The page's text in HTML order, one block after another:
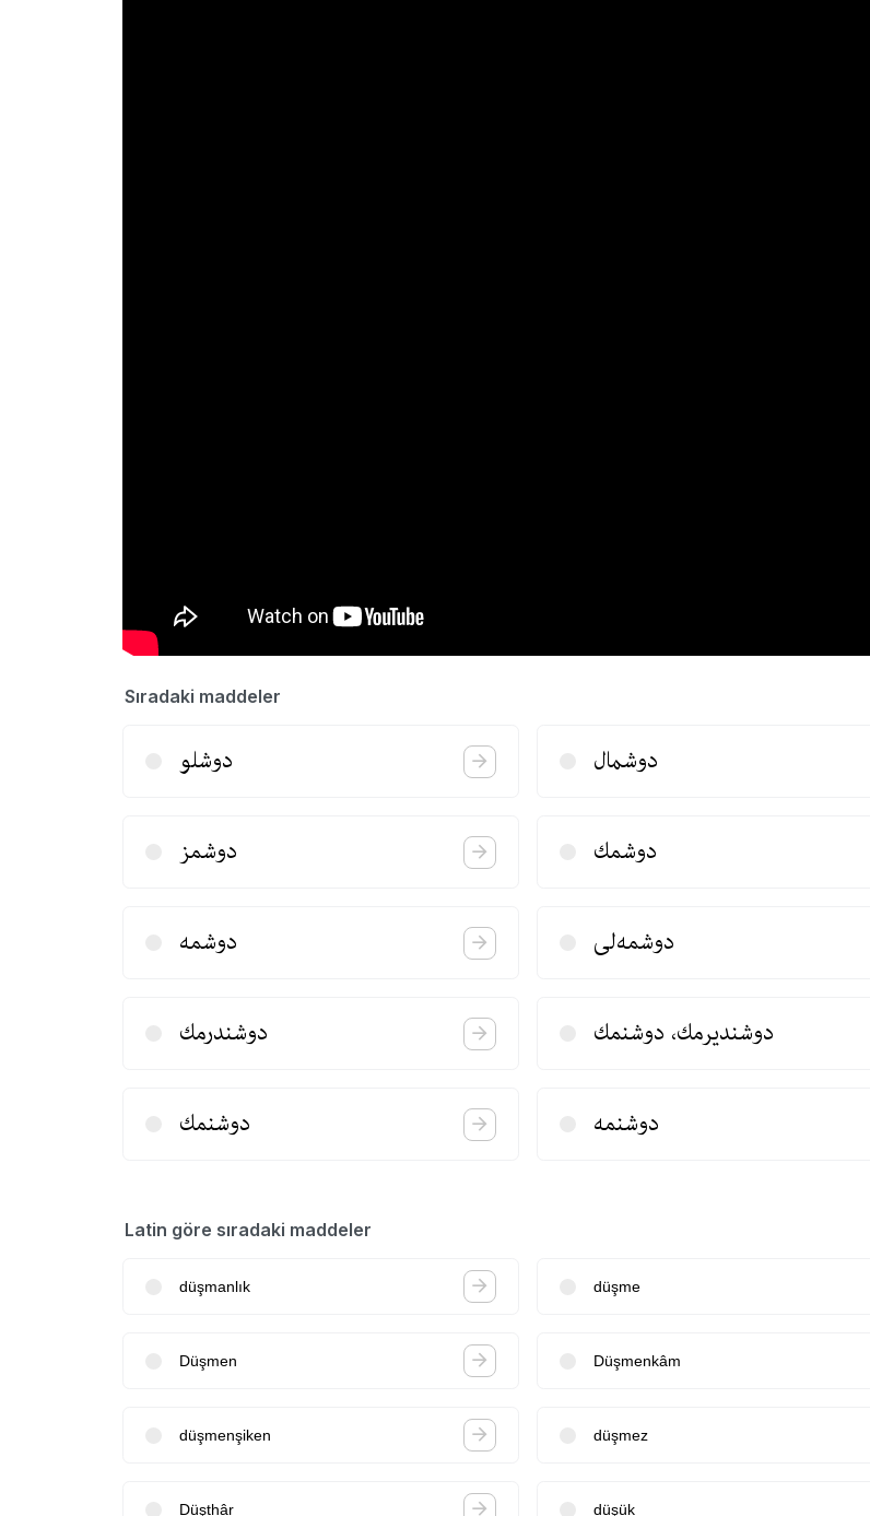
Sıradaki maddeler
دوشلو دوشمال
دوشمز دوشمك
دوشمه دوشمه‌لی
دوشندرمك دوشندیرمك، دوشنمك
دوشنمك دوشنمه
Latin göre sıradaki maddeler
düşmanlık düşme
Düşmen Düşmenkâm
düşmenşiken düşmez
Düşthâr düşük